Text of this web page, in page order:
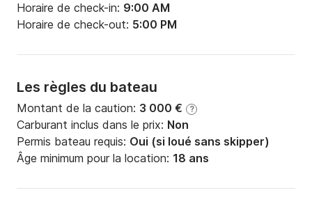
Horaire de check-in: 9:00 AM
Horaire de check-out: 5:00 PM
Les règles du bateau
Montant de la caution: 3 000 € ?
Carburant inclus dans le prix: Non
Permis bateau requis: Oui (si loué sans skipper)
Âge minimum pour la location: 18 ans